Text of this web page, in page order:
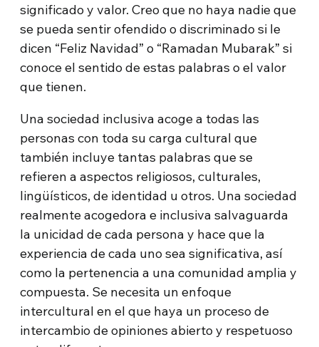
significado y valor. Creo que no haya nadie que
se pueda sentir ofendido o discriminado si le
dicen “Feliz Navidad” o “Ramadan Mubarak” si
conoce el sentido de estas palabras o el valor
que tienen.
Una sociedad inclusiva acoge a todas las
personas con toda su carga cultural que
también incluye tantas palabras que se
refieren a aspectos religiosos, culturales,
lingüísticos, de identidad u otros. Una sociedad
realmente acogedora e inclusiva salvaguarda
la unicidad de cada persona y hace que la
experiencia de cada uno sea significativa, así
como la pertenencia a una comunidad amplia y
compuesta. Se necesita un enfoque
intercultural en el que haya un proceso de
intercambio de opiniones abierto y respetuoso